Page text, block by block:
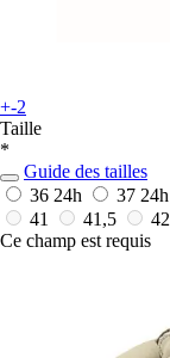
+-2
Taille
*
Guide des tailles
36 24h 37 24h
41
41,5 42
Ce champ est requis